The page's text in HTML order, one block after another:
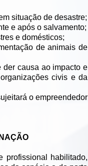
situação de desastre;
e após o salvamento;
e domésticos;
de animais de
der causa ao impacto e
civis e da
o empreendedor
profissional habilitado,